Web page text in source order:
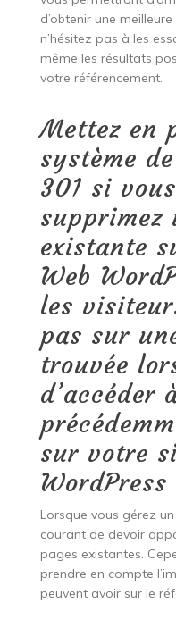
d’obtenir une
n’hésitez pas à les
même les résultats
votre référencement.
Mettez en
système
301 si
supprimez
existante
Web
les
pas sur
trouvée
d’accéder
sur votre
WordPress
Lorsque vous gérez
courant de devoir
pages existantes.
prendre en compte
peuvent avoir sur le